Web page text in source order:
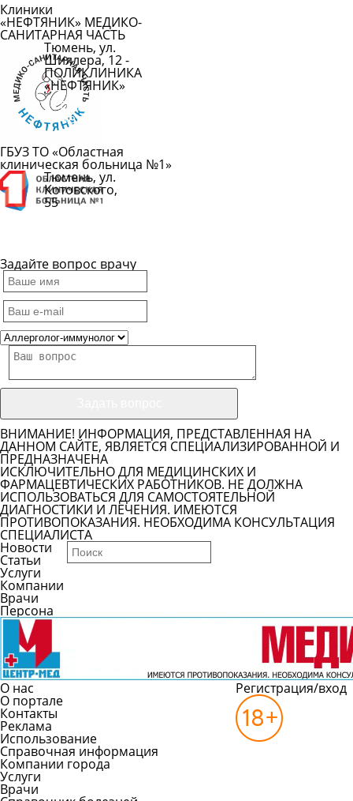
Клиники
«НЕФТЯНИК» МЕДИКО-
САНИТАРНАЯ ЧАСТЬ
Тюмень, ул.
Шиллера, 12 -
ПОЛИКЛИНИКА
«НЕФТЯНИК»
Показать
телефон
ГБУЗ ТО «Областная
клиническая больница №1»
Тюмень, ул.
Котовского,
55
Задайте вопрос врачу
ВНИМАНИЕ! ИНФОРМАЦИЯ, ПРЕДСТАВЛЕННАЯ НА
ДАННОМ САЙТЕ, ЯВЛЯЕТСЯ СПЕЦИАЛИЗИРОВАННОЙ И
ПРЕДНАЗНАЧЕНА
ИСКЛЮЧИТЕЛЬНО ДЛЯ МЕДИЦИНСКИХ И
ФАРМАЦЕВТИЧЕСКИХ РАБОТНИКОВ. НЕ ДОЛЖНА
ИСПОЛЬЗОВАТЬСЯ ДЛЯ САМОСТОЯТЕЛЬНОЙ
ДИАГНОСТИКИ И ЛЕЧЕНИЯ. ИМЕЮТСЯ
ПРОТИВОПОКАЗАНИЯ. НЕОБХОДИМА КОНСУЛЬТАЦИЯ
СПЕЦИАЛИСТА
Новости
Статьи
Услуги
Компании
Врачи
Персона
О нас
О портале
Контакты
Реклама
Использование
Справочная информация
Компании города
Услуги
Врачи
Регистрация/вход